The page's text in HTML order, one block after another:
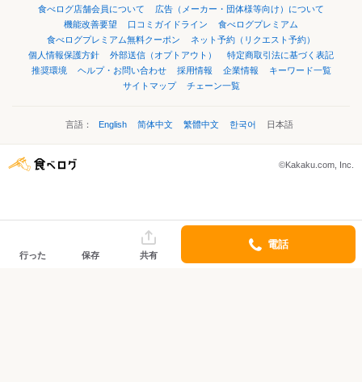
食べログ店舗会員について
広告（メーカー・団体様等向け）について
機能改善要望
口コミガイドライン
食べログプレミアム
食べログプレミアム無料クーポン
ネット予約（リクエスト予約）
個人情報保護方針
外部送信（オプトアウト）
特定商取引法に基づく表記
推奨環境
ヘルプ・お問い合わせ 採用情報 企業情報
キーワード一覧
サイトマップ
チェーン一覧
言語： English 简体中文 繁體中文 한국어 日本語
©Kakaku.com, Inc.
行った 保存 共有
電話